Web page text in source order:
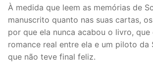
À medida que leem as memórias de
manuscrito quanto nas suas cartas,
por que ela nunca acabou o livro, que
romance real entre ela e um piloto da
que não teve final feliz.